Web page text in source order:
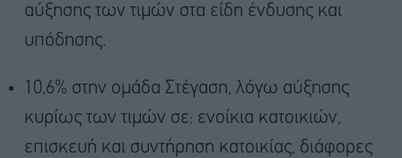
αύξησης των τιμών στα είδη ένδυσης και
υπόδησης.
10,6% στην ομάδα Στέγαση, λόγω αύξησης
κυρίως των τιμών σε: ενοίκια κατοικιών,
επισκευή και συντήρηση κατοικίας, διάφορες